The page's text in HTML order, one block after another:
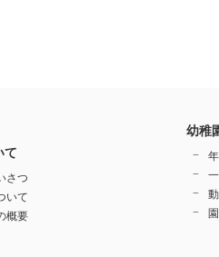
て
さつ
いて
概要
幼稚